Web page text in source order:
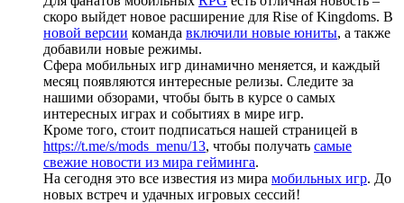
скоро выйдет новое расширение для Rise of Kingdoms. В
новой версии команда включили новые юниты, а также
добавили новые режимы.
Сфера мобильных игр динамично меняется, и каждый
месяц появляются интересные релизы. Следите за
нашими обзорами, чтобы быть в курсе о самых
интересных играх и событиях в мире игр.
Кроме того, стоит подписаться нашей страницей в
https://t.me/s/mods_menu/13, чтобы получать самые
свежие новости из мира гейминга.
На сегодня это все известия из мира мобильных игр. До
новых встреч и удачных игровых сессий!